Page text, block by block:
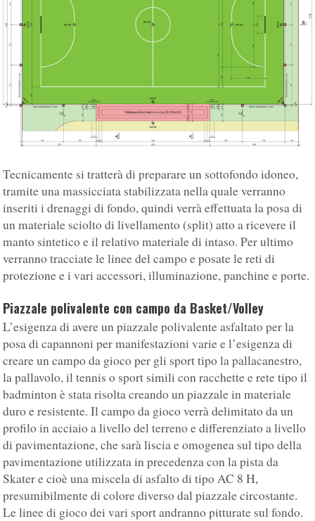
Tecnicamente si tratterà di preparare un sottofondo idoneo,
tramite una massicciata stabilizzata nella quale verranno
inseriti i drenaggi di fondo, quindi verrà effettuata la posa di
un materiale sciolto di livellamento (split) atto a ricevere il
manto sintetico e il relativo materiale di intaso. Per ultimo
verranno tracciate le linee del campo e posate le reti di
protezione e i vari accessori, illuminazione, panchine e porte.
Piazzale polivalente con campo da Basket/Volley
L’esigenza di avere un piazzale polivalente asfaltato per la
posa di capannoni per manifestazioni varie e l’esigenza di
creare un campo da gioco per gli sport tipo la pallacanestro,
la pallavolo, il tennis o sport simili con racchette e rete tipo il
badminton è stata risolta creando un piazzale in materiale
duro e resistente. Il campo da gioco verrà delimitato da un
profilo in acciaio a livello del terreno e differenziato a livello
di pavimentazione, che sarà liscia e omogenea sul tipo della
pavimentazione utilizzata in precedenza con la pista da
Skater e cioè una miscela di asfalto di tipo AC 8 H,
presumibilmente di colore diverso dal piazzale circostante.
Le linee di gioco dei vari sport andranno pitturate sul fondo.